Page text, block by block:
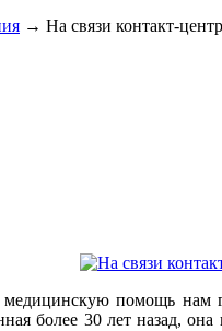
→ На связи контакт-
помощь
более 30 лет назад,